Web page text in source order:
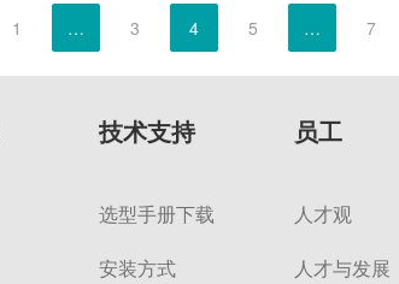
1 … 3 4 5 … 7
技术支持
选型手册下载
安装方式
员工
人才观
人才与发展